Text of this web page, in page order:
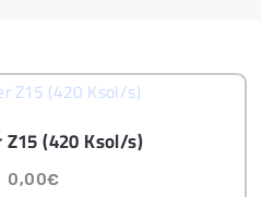
Růst Krypta Začíná?